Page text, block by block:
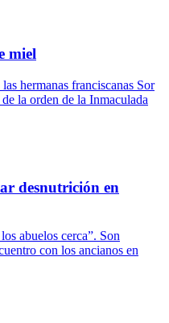
miel
hermanas franciscanas Sor
la orden de la Inmaculada
desnutrición en
abuelos cerca”. Son
con los ancianos en